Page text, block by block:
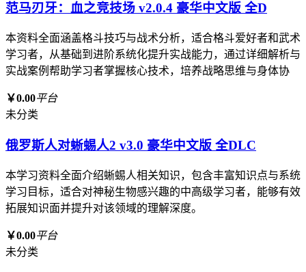
范马刃牙：血之竞技场 v2.0.4 豪华中文版 全D
本资料全面涵盖格斗技巧与战术分析，适合格斗爱好者和武术
学习者，从基础到进阶系统化提升实战能力，通过详细解析与
实战案例帮助学习者掌握核心技术，培养战略思维与身体协
￥0.00平台
未分类
俄罗斯人对蜥蜴人2 v3.0 豪华中文版 全DLC
本学习资料全面介绍蜥蜴人相关知识，包含丰富知识点与系统
学习目标，适合对神秘生物感兴趣的中高级学习者，能够有效
拓展知识面并提升对该领域的理解深度。
￥0.00平台
未分类